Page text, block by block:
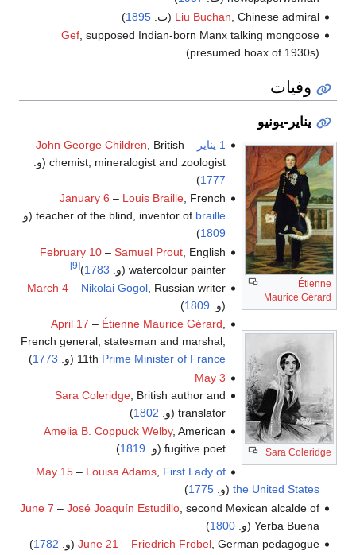
Liu Buchan , Chinese admiral (ت. 1895
)
Gef, supposed Indian-born Manx talking mongoose
(presumed hoax of 1930s)
وفيات
يناير-يونيو
Étienne
Maurice Gérard
Sara Coleridge
1 يناير –
John George Children , British
chemist, mineralogist and zoologist (و.
1777
)
January 6 – Louis Braille, French
teacher of the blind, inventor of braille
(و.
1809
)
February 10 –Samuel Prout , English
watercolour painter (و.
1783
)
[9]
March 4 – Nikolai Gogol , Russian writer
(و. 1809
)
April 17 – Étienne Maurice Gérard,
French general, statesman and marshal,
11th Prime Minister of France (و. 1773
)
May 3
Sara Coleridge , British author and
translator (و.
1802
)
Amelia B. Coppuck Welby, American
fugitive poet (و.
1819
)
May 15 – Louisa Adams, First Lady of
the United States (و.1775
)
June 7 – José Joaquín Estudillo, second Mexican alcalde of
Yerba Buena (و.
1800
)
June 21 – Friedrich Fröbel, German pedagogue (و. 1782
)